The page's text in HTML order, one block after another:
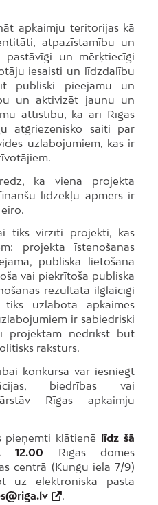
apkaimju teritorijas kā
atpazīstamību un
pastāvīgi un mērķtiecīgi
iesaisti un līdzdalību
publiski pieejamu un
un aktivizēt jaunu un
attīstību, kā arī Rīgas
atgriezenisko saiti par
uzlabojumiem, kas ir
ka viena projekta
līdzekļu apmērs ir
tiks virzīti projekti, kas
projekta īstenošanas
publiskā lietošanā
vai piekrītoša publiska
rezultātā ilglaicīgi
tiks uzlabota apkaimes
ir sabiedriski
projektam nedrīkst būt
raksturs.
konkursā var iesniegt
biedrības vai
Rīgas apkaimju
pieņemti klātienē līdz šā
12.00 Rīgas domes
centrā (Kungu iela 7/9)
uz elektroniskā pasta
.